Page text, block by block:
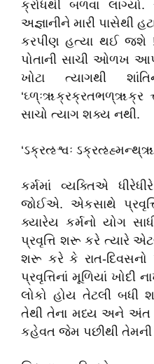
ક્રોધથી બળવા
અજ્ઞાનીને મારી પાસેથી
કરપીણ હત્યા થઈ જશે
પોતાની સાચી ઓળખ
ખોટા ત્યાગથી
‘ઘ્ળ્ઃૠક્રક્રતભળ્ૠક્ર
સાચો ત્યાગ શક્ય નથી.
‘ઽક્રઌશ્વઃ
કર્મમાં વ્યક્તિએ
જોઈએ. એકસાથે
ક્યારેય કર્મનો યોગ
પ્રવૃત્તિ શરૂ કરે ત્યારે
શરૂ કરે કે રાત-દિવસનો
પ્રવૃત્તિનાં મૂળિયાં ખોદી
લોકો હોય તેટલી બધી
તેથી તેના મધ્ય અને અંત
કહેવત જેમ પછીથી તેમની